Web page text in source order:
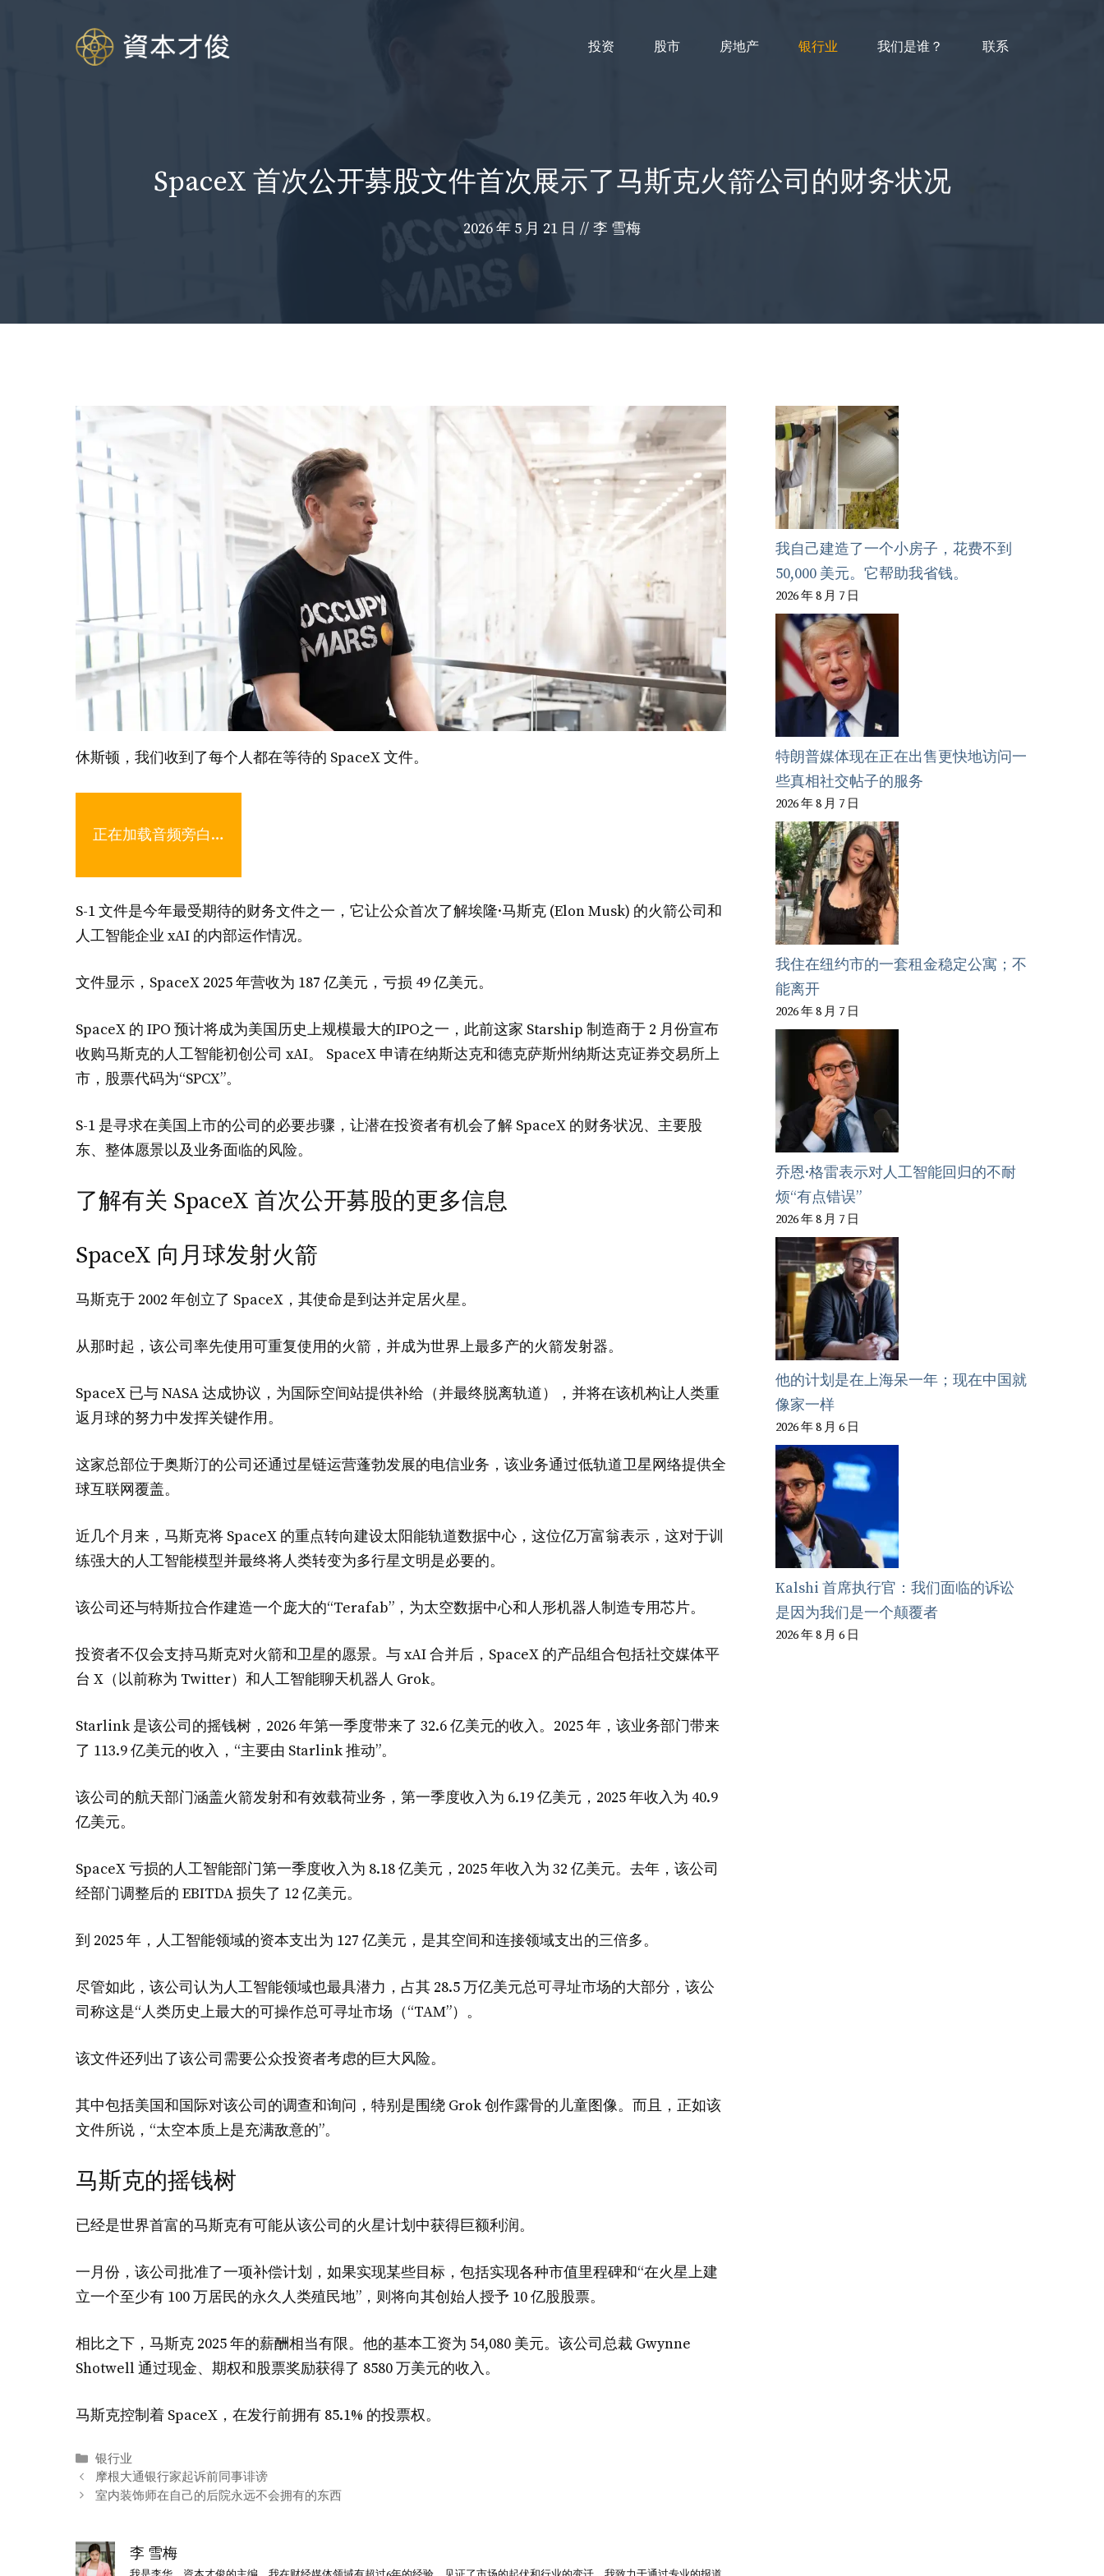
投资 股市 房地产 银行业 我们是谁？ 联系
SpaceX 首次公开募股文件首次展示了马斯克火箭公司的财务状况
2026 年 5 月 21 日 // 李 雪梅
休斯顿，我们收到了每个人都在等待的 SpaceX 文件。
正在加载音频旁白…
S-1 文件是今年最受期待的财务文件之一，它让公众首次了解埃隆·马斯克 (Elon Musk) 的火箭公司和
人工智能企业 xAI 的内部运作情况。
文件显示，SpaceX 2025 年营收为 187 亿美元，亏损 49 亿美元。
SpaceX 的 IPO 预计将成为美国历史上规模最大的IPO之一，此前这家 Starship 制造商于 2 月份宣布
收购马斯克的人工智能初创公司 xAI。 SpaceX 申请在纳斯达克和德克萨斯州纳斯达克证券交易所上
市，股票代码为“SPCX”。
S-1 是寻求在美国上市的公司的必要步骤，让潜在投资者有机会了解 SpaceX 的财务状况、主要股
东、整体愿景以及业务面临的风险。
了解有关 SpaceX 首次公开募股的更多信息
SpaceX 向月球发射火箭
马斯克于 2002 年创立了 SpaceX，其使命是到达并定居火星。
从那时起，该公司率先使用可重复使用的火箭，并成为世界上最多产的火箭发射器。
SpaceX 已与 NASA 达成协议，为国际空间站提供补给（并最终脱离轨道），并将在该机构让人类重
返月球的努力中发挥关键作用。
这家总部位于奥斯汀的公司还通过星链运营蓬勃发展的电信业务，该业务通过低轨道卫星网络提供全
球互联网覆盖。
近几个月来，马斯克将 SpaceX 的重点转向建设太阳能轨道数据中心，这位亿万富翁表示，这对于训
练强大的人工智能模型并最终将人类转变为多行星文明是必要的。
该公司还与特斯拉合作建造一个庞大的“Terafab”，为太空数据中心和人形机器人制造专用芯片。
投资者不仅会支持马斯克对火箭和卫星的愿景。与 xAI 合并后，SpaceX 的产品组合包括社交媒体平
台 X（以前称为 Twitter）和人工智能聊天机器人 Grok。
Starlink 是该公司的摇钱树，2026 年第一季度带来了 32.6 亿美元的收入。2025 年，该业务部门带来
了 113.9 亿美元的收入，“主要由 Starlink 推动”。
该公司的航天部门涵盖火箭发射和有效载荷业务，第一季度收入为 6.19 亿美元，2025 年收入为 40.9
亿美元。
SpaceX 亏损的人工智能部门第一季度收入为 8.18 亿美元，2025 年收入为 32 亿美元。去年，该公司
经部门调整后的 EBITDA 损失了 12 亿美元。
到 2025 年，人工智能领域的资本支出为 127 亿美元，是其空间和连接领域支出的三倍多。
尽管如此，该公司认为人工智能领域也最具潜力，占其 28.5 万亿美元总可寻址市场的大部分，该公
司称这是“人类历史上最大的可操作总可寻址市场（“TAM”）。
该文件还列出了该公司需要公众投资者考虑的巨大风险。
其中包括美国和国际对该公司的调查和询问，特别是围绕 Grok 创作露骨的儿童图像。而且，正如该
文件所说，“太空本质上是充满敌意的”。
马斯克的摇钱树
已经是世界首富的马斯克有可能从该公司的火星计划中获得巨额利润。
一月份，该公司批准了一项补偿计划，如果实现某些目标，包括实现各种市值里程碑和“在火星上建
立一个至少有 100 万居民的永久人类殖民地”，则将向其创始人授予 10 亿股股票。
相比之下，马斯克 2025 年的薪酬相当有限。他的基本工资为 54,080 美元。该公司总裁 Gwynne
Shotwell 通过现金、期权和股票奖励获得了 8580 万美元的收入。
马斯克控制着 SpaceX，在发行前拥有 85.1% 的投票权。
分
类
银行业
摩根大通银行家起诉前同事诽谤
室内装饰师在自己的后院永远不会拥有的东西
李 雪梅
我自己建造了一个小房子，花费不到
50,000 美元。它帮助我省钱。
2026 年 8 月 7 日
特朗普媒体现在正在出售更快地访问一
些真相社交帖子的服务
2026 年 8 月 7 日
我住在纽约市的一套租金稳定公寓；不
能离开
2026 年 8 月 7 日
乔恩·格雷表示对人工智能回归的不耐
烦“有点错误”
2026 年 8 月 7 日
他的计划是在上海呆一年；现在中国就
像家一样
2026 年 8 月 6 日
Kalshi 首席执行官：我们面临的诉讼
是因为我们是一个颠覆者
2026 年 8 月 6 日